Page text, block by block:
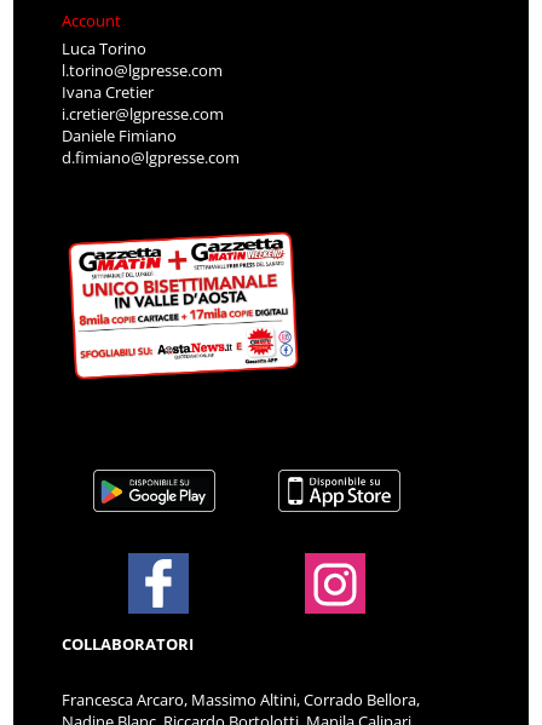
Account
Luca Torino
l.torino@lgpresse.com
Ivana Cretier
i.cretier@lgpresse.com
Daniele Fimiano
d.fimiano@lgpresse.com
COLLABORATORI
Francesca Arcaro, Massimo Altini, Corrado Bellora,